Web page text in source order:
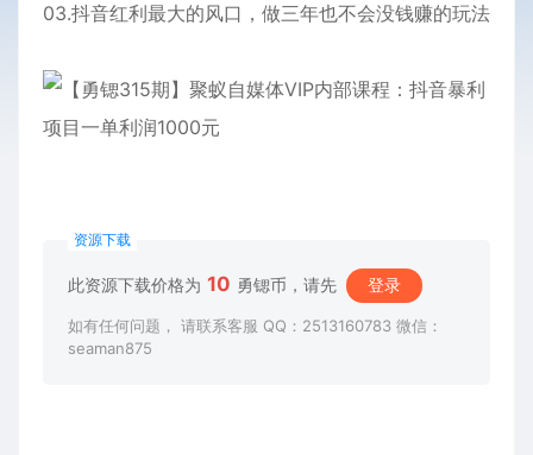
03.抖音红利最大的风口，做三年也不会没钱赚的玩法
资源下载
此资源下载价格为 10 勇锶币，请先 登录
如有任何问题， 请联系客服 QQ：2513160783 微信：
seaman875